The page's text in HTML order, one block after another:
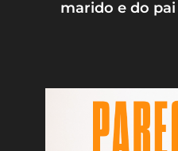
marido e do